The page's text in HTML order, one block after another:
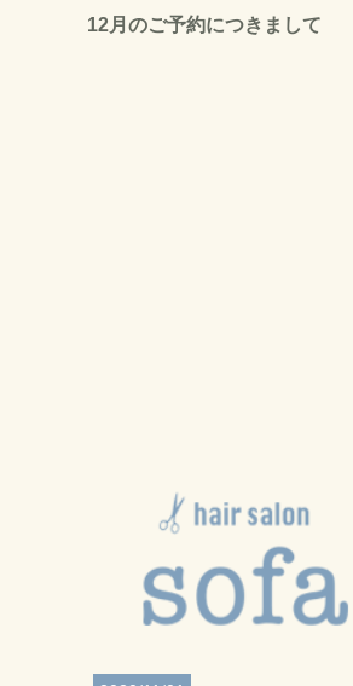
12月のご予約につきまして